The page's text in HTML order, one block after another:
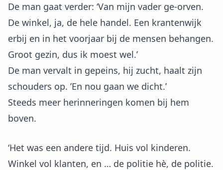
De man gaat verder: ‘Van mijn vader ge-orven.
De winkel, ja, de hele handel. Een krantenwijk
erbij en in het voorjaar bij de mensen behangen.
Groot gezin, dus ik moest wel.’
De man vervalt in gepeins, hij zucht, haalt zijn
schouders op. ’En nou gaan we dicht.’
Steeds meer herinneringen komen bij hem
boven.
‘Het was een andere tijd. Huis vol kinderen.
Winkel vol klanten, en … de politie hè, de politie.